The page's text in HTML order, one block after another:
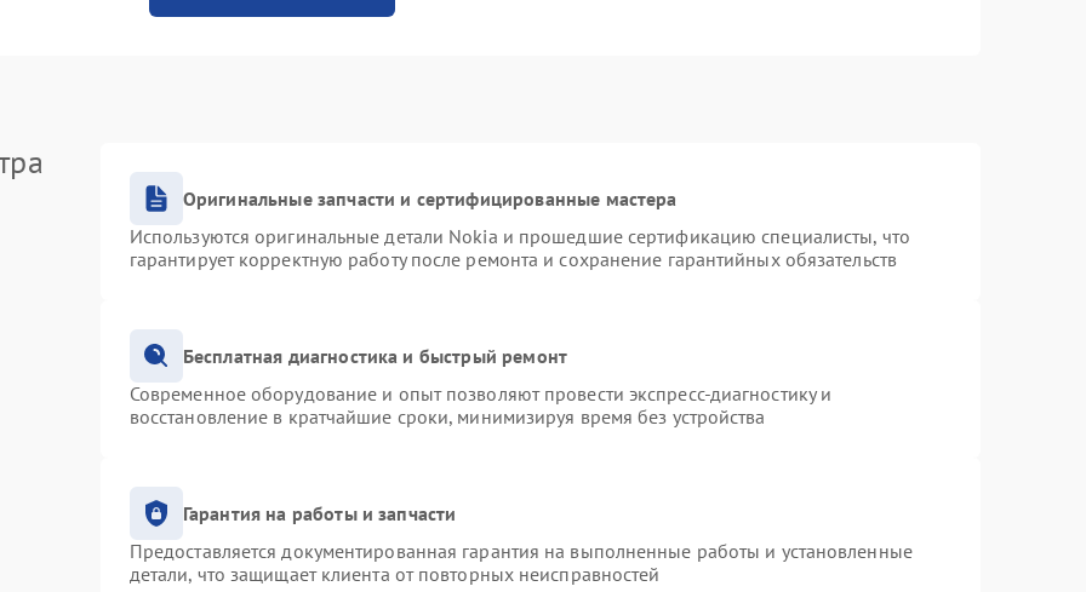
Оригинальные запчасти и сертифицированные мастера
Используются оригинальные детали Nokia и прошедшие сертификацию специалисты, что
гарантирует корректную работу после ремонта и сохранение гарантийных обязательств
Бесплатная диагностика и быстрый ремонт
Современное оборудование и опыт позволяют провести экспресс-диагностику и
восстановление в кратчайшие сроки, минимизируя время без устройства
Гарантия на работы и запчасти
Предоставляется документированная гарантия на выполненные работы и установленные
детали, что защищает клиента от повторных неисправностей